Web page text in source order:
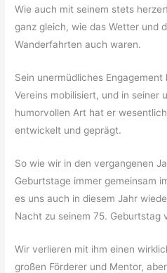
Wie auch mit seinem stets
ganz gleich, wie das Wetter und
Wanderfahrten auch waren.
Sein unermüdliches
Vereins mobilisiert, und in seiner
humorvollen Art hat er
entwickelt und geprägt.
So wie wir in den vergangenen
Geburtstage immer gemeinsam
es uns auch in diesem Jahr
Nacht zu seinem 75. Geburtstag
Wir verlieren mit ihm einen
großen Förderer und Mentor,